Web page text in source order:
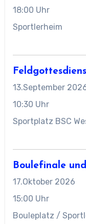
18:00 Uhr
Sportlerheim
13.September
10:30 Uhr
Sportplatz BSC
Boulefinale
17.Oktober 2026
15:00 Uhr
Bouleplatz /